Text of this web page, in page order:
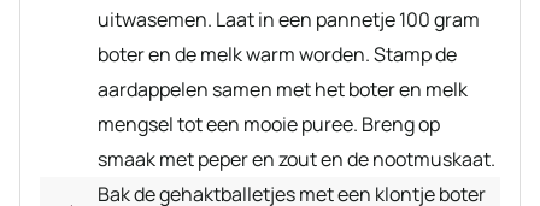
uitwasemen. Laat in een pannetje 100 gram
boter en de melk warm worden. Stamp de
aardappelen samen met het boter en melk
mengsel tot een mooie puree. Breng op
smaak met peper en zout en de nootmuskaat.
Bak de gehaktballetjes met een klontje boter